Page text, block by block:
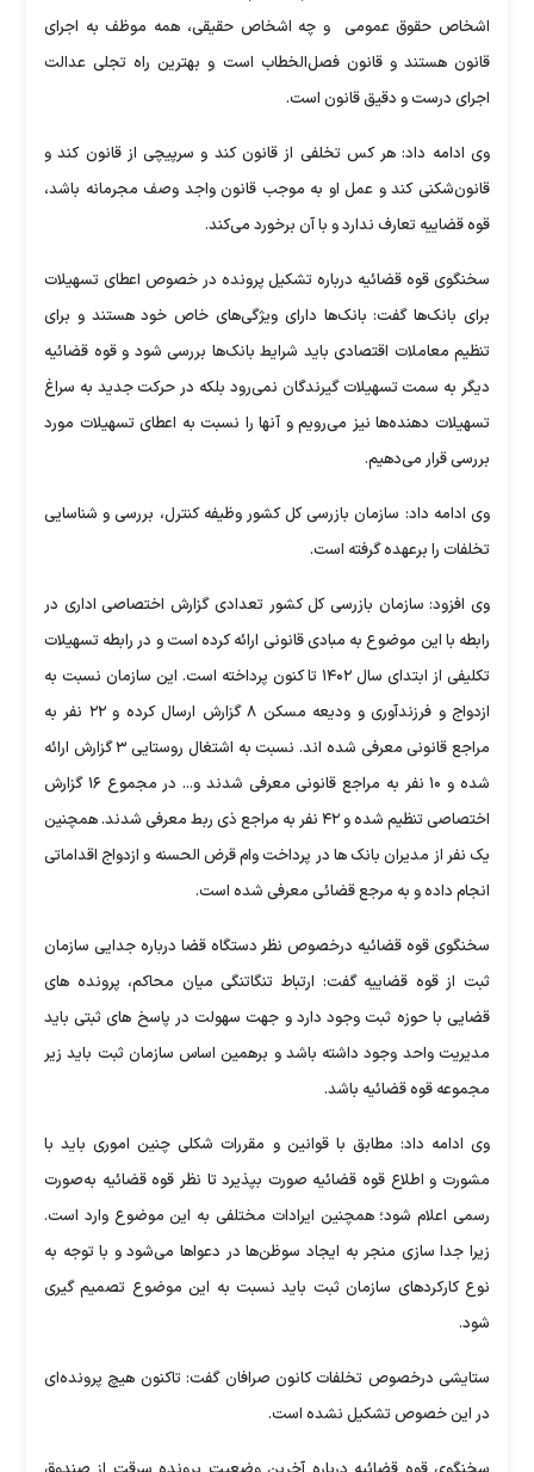
اشخاص حقوق عمومی و چه اشخاص حقیقی، همه‌ موظف به اجرای
قانون هستند و قانون فصل‌الخطاب است و بهترین راه تجلی عدالت
اجرای درست و دقیق قانون است.
وی ادامه داد: هر کس تخلفی از قانون کند و سرپیچی از قانون کند و
قانون‌شکنی کند و عمل او به موجب قانون واجد وصف مجرمانه باشد،
قوه قضاییه تعارف ندارد و با آن برخورد می‌کند.
سخنگوی قوه قضائیه درباره تشکیل پرونده در خصوص اعطای تسهیلات
برای بانک‌ها گفت: بانک‌ها دارای ویژگی‌های خاص خود هستند و برای
تنظیم معاملات اقتصادی باید شرایط بانک‌ها بررسی شود و قوه قضائیه
دیگر به سمت تسهیلات گیرندگان نمی‌رود بلکه در حرکت جدید به سراغ
تسهیلات دهنده‌ها نیز می‌رویم و آنها را نسبت به اعطای تسهیلات مورد
بررسی قرار می‌دهیم.
وی ادامه داد: سازمان بازرسی کل کشور وظیفه کنترل، بررسی و شناسایی
تخلفات را برعهده گرفته است.
وی افزود: سازمان بازرسی کل کشور تعدادی گزارش اختصاصی اداری در
رابطه با این موضوع به مبادی قانونی ارائه کرده است و در رابطه تسهیلات
تکلیفی از ابتدای سال ۱۴۰۲ تا کنون پرداخته است. این سازمان نسبت به
ازدواج و فرزندآوری و ودیعه مسکن ۸ گزارش ارسال کرده و ۲۲ نفر به
مراجع قانونی معرفی شده اند. نسبت به اشتغال روستایی ۳ گزارش ارائه
شده و ۱۰ نفر به مراجع قانونی معرفی شدند و... در مجموع ۱۶ گزارش
اختصاصی تنظیم شده و ۴۲ نفر به مراجع ذی ربط معرفی شدند. همچنین
یک نفر از مدیران بانک ها در پرداخت وام قرض الحسنه و ازدواج اقداماتی
انجام داده و به مرجع قضائی معرفی شده است.
سخنگوی قوه قضائیه درخصوص نظر دستگاه قضا درباره جدایی سازمان
ثبت از قوه قضاییه گفت: ارتباط تنگاتنگی میان محاکم، پرونده های
قضایی با حوزه ثبت وجود دارد و جهت سهولت در پاسخ های ثبتی باید
مدیریت واحد وجود داشته باشد و برهمین اساس سازمان ثبت باید زیر
مجموعه قوه قضائیه باشد.
وی ادامه داد: مطابق با قوانین و مقررات شکلی چنین اموری باید با
مشورت و اطلاع قوه قضائیه صورت بپذیرد تا نظر قوه قضائیه به‌صورت
رسمی اعلام شود؛ همچنین ایرادات مختلفی به این موضوع وارد است.
زیرا جدا سازی منجر به ایجاد سوظن‌ها در دعواها می‌شود و با توجه به
نوع کارکردهای سازمان ثبت باید نسبت به این موضوع تصمیم گیری
شود.
ستایشی درخصوص تخلفات کانون صرافان گفت: تاکنون هیچ پرونده‌ای
در این خصوص تشکیل نشده است.